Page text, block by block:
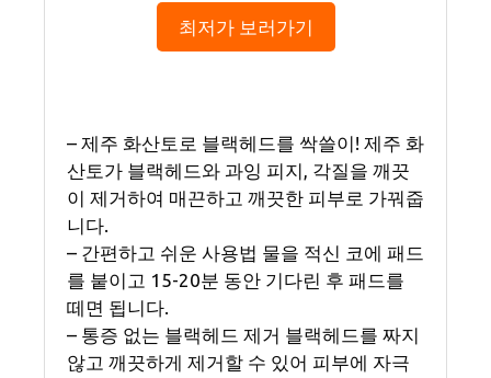
최저가 보러가기
– 제주 화산토로 블랙헤드를 싹쓸이! 제주 화
산토가 블랙헤드와 과잉 피지, 각질을 깨끗
이 제거하여 매끈하고 깨끗한 피부로 가꿔줍
니다.
– 간편하고 쉬운 사용법 물을 적신 코에 패드
를 붙이고 15-20분 동안 기다린 후 패드를
떼면 됩니다.
– 통증 없는 블랙헤드 제거 블랙헤드를 짜지
않고 깨끗하게 제거할 수 있어 피부에 자극